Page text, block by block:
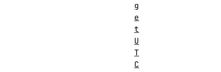
g
e
t
U
T
C